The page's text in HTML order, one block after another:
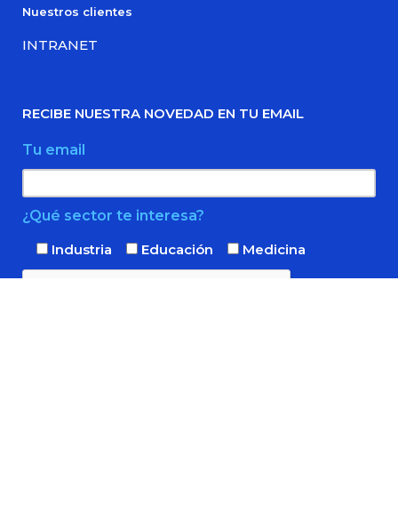
Nuestros clientes
INTRANET
RECIBE NUESTRA NOVEDAD EN TU EMAIL
Tu email
¿Qué sector te interesa?
Industria
Educación Medicina